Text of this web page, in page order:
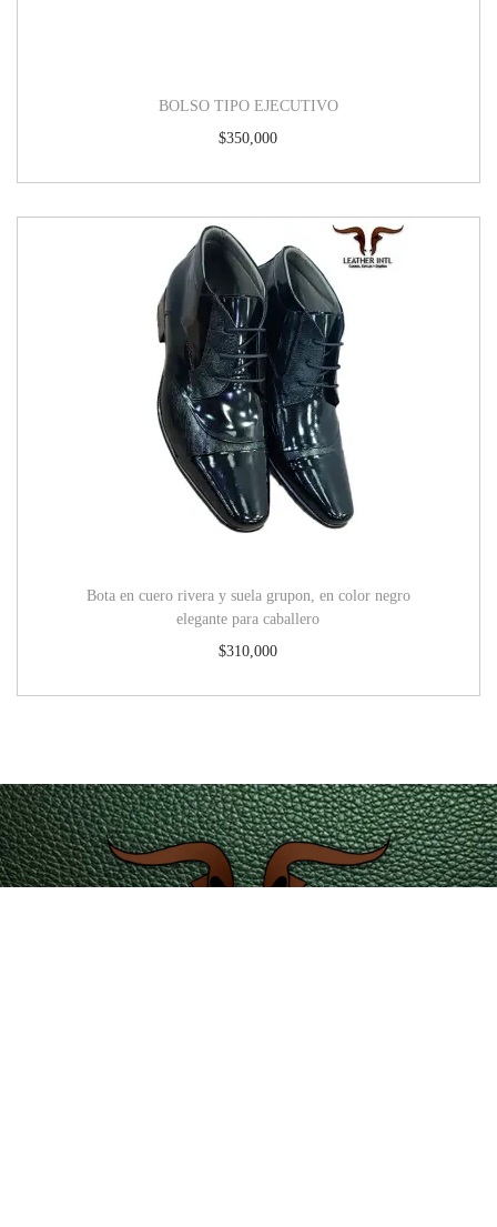
BOLSO TIPO EJECUTIVO
$350,000
Bota en cuero rivera y suela grupon, en color negro
elegante para caballero
$310,000